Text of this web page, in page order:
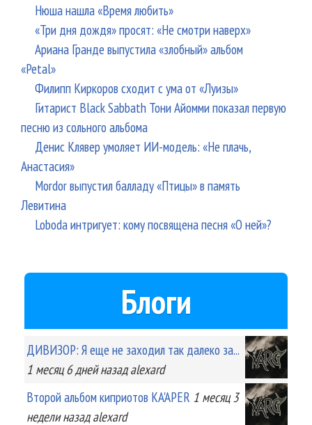
Нюша нашла «Время любить»
«Три дня дождя» просят: «Не смотри наверх»
Ариана Гранде выпустила «злобный» альбом
«Petal»
Филипп Киркоров сходит с ума от «Луизы»
Гитарист Black Sabbath Тони Айомми показал первую
песню из сольного альбома
Денис Клявер умоляет ИИ-модель: «Не плачь,
Анастасия»
Mordor выпустил балладу «Птицы» в память
Левитина
Loboda интригует: кому посвящена песня «О ней»?
Блоги
ДИВИЗОР: Я еще не заходил так далеко за...
1 месяц 6 днейназад alexard
Второй альбом киприотов KA'APER 1 месяц 3
неделиназад alexard